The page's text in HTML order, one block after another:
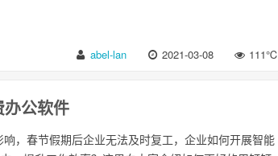
abel-lan 2021-03-08 111℃
公软件
，春节假期后企业无法及时复工，企业如何开展智能